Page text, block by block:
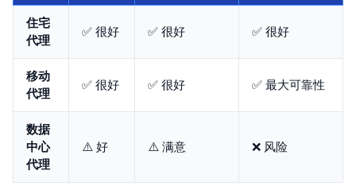
住宅
代理
✅ 很好 ✅ 很好 ✅ 很好
移动
代理
✅ 很好 ✅ 很好 ✅ 最大可靠性
数据
中心
代理
⚠️ 好 ⚠️ 满意 ❌ 风险